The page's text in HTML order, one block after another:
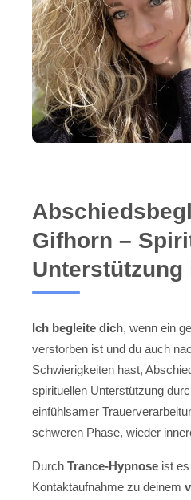
Gifhorn –
Unterstützung
Ich begleite dich, wenn ein
verstorben ist und du auch
Schwierigkeiten hast,
spirituellen Unterstützung
einfühlsamer
schweren Phase, wieder
Durch Trance-Hypnose ist
Kontaktaufnahme zu deinem